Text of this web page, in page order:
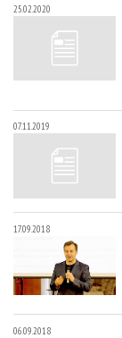
25.02.2020
07.11.2019
17.09.2018
06.09.2018